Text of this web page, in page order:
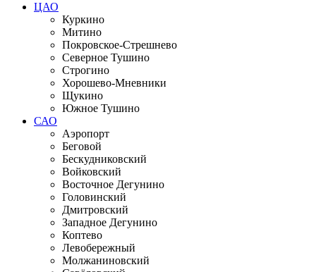
ЦАО
Куркино
Митино
Покровское-Стрешнево
Северное Тушино
Строгино
Хорошево-Мневники
Щукино
Южное Тушино
САО
Аэропорт
Беговой
Бескудниковский
Войковский
Восточное Дегунино
Головинский
Дмитровский
Западное Дегунино
Коптево
Левобережный
Молжаниновский